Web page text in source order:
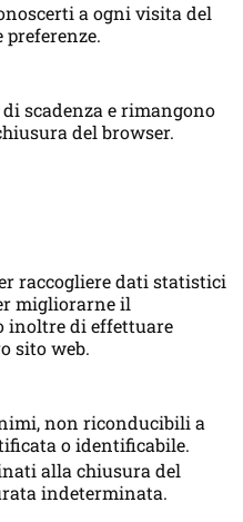
a ogni visita del
scadenza e rimangono
del browser.
raccogliere dati statistici
migliorarne il
inoltre di effettuare
sito web.
non riconducibili a
o identificabile.
alla chiusura del
indeterminata.